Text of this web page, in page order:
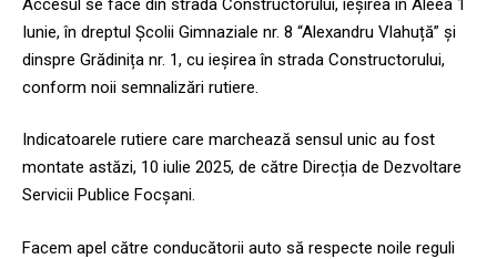
Iunie, în dreptul Școlii Gimnaziale nr. 8 “Alexandru Vlahuță” și
dinspre Grădinița nr. 1, cu ieșirea în strada Constructorului,
conform noii semnalizări rutiere.
Indicatoarele rutiere care marchează sensul unic au fost
montate astăzi, 10 iulie 2025, de către Direcția de Dezvoltare
Servicii Publice Focșani.
Facem apel către conducătorii auto să respecte noile reguli